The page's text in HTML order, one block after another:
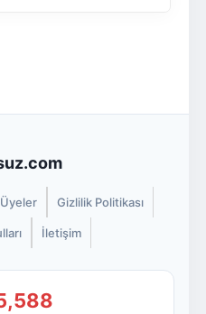
Gizlilik Politikası
İletişim